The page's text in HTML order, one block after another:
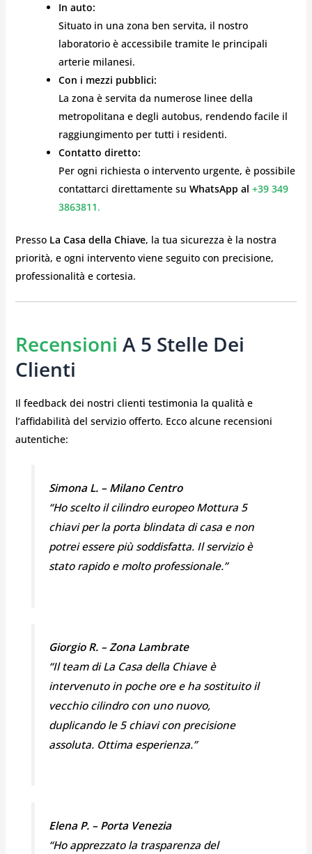
In auto:
Situato in una zona ben servita, il nostro
laboratorio è accessibile tramite le principali
arterie milanesi.
Con i mezzi pubblici:
La zona è servita da numerose linee della
metropolitana e degli autobus, rendendo facile il
raggiungimento per tutti i residenti.
Contatto diretto:
Per ogni richiesta o intervento urgente, è possibile
contattarci direttamente su WhatsApp al +39 349
3863811.
Presso La Casa della Chiave, la tua sicurezza è la nostra
priorità, e ogni intervento viene seguito con precisione,
professionalità e cortesia.
Recensioni A 5 Stelle Dei
Clienti
Il feedback dei nostri clienti testimonia la qualità e
l’affidabilità del servizio offerto. Ecco alcune recensioni
autentiche:
Simona L. – Milano Centro
“Ho scelto il cilindro europeo Mottura 5
chiavi per la porta blindata di casa e non
potrei essere più soddisfatta. Il servizio è
stato rapido e molto professionale.”
Giorgio R. – Zona Lambrate
“Il team di La Casa della Chiave è
intervenuto in poche ore e ha sostituito il
vecchio cilindro con uno nuovo,
duplicando le 5 chiavi con precisione
assoluta. Ottima esperienza.”
Elena P. – Porta Venezia
“Ho apprezzato la trasparenza del